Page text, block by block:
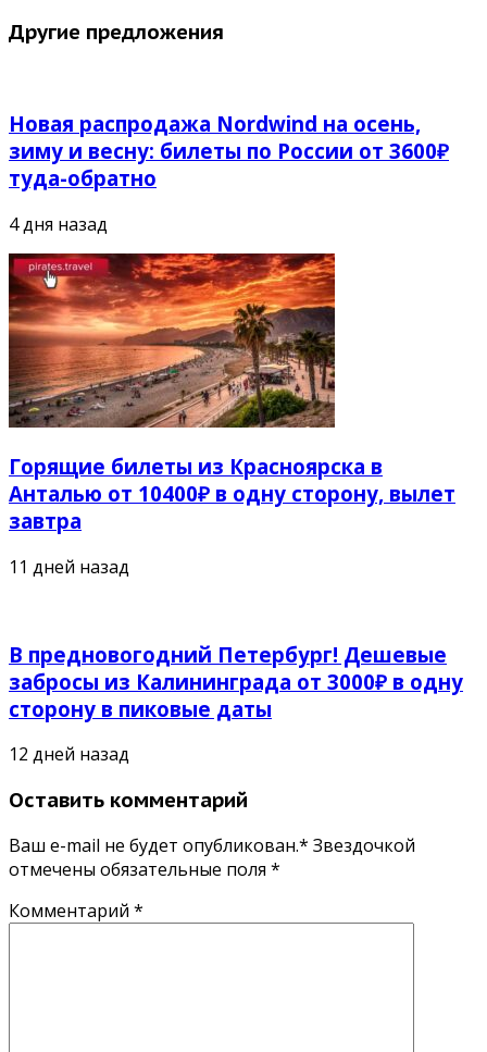
Другие предложения
Новая распродажа Nordwind на осень,
зиму и весну: билеты по России от 3600₽
туда-обратно
4 дня назад
Горящие билеты из Красноярска в
Анталью от 10400₽ в одну сторону, вылет
завтра
11 дней назад
В предновогодний Петербург! Дешевые
забросы из Калининграда от 3000₽ в одну
сторону в пиковые даты
12 дней назад
Оставить комментарий
Ваш e-mail не будет опубликован.* Звездочкой
отмечены обязательные поля *
Комментарий *